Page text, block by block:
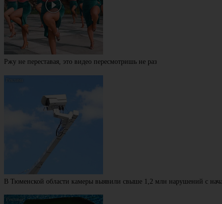
Ржу не переставая, это видео пересмотришь не раз
В Тюменской области камеры выявили свыше 1,2 млн нарушений с